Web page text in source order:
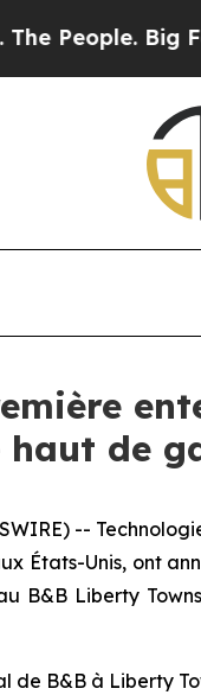
Big Food’s
de
--
États-Unis, ont
B&B Liberty
de B&B à Liberty